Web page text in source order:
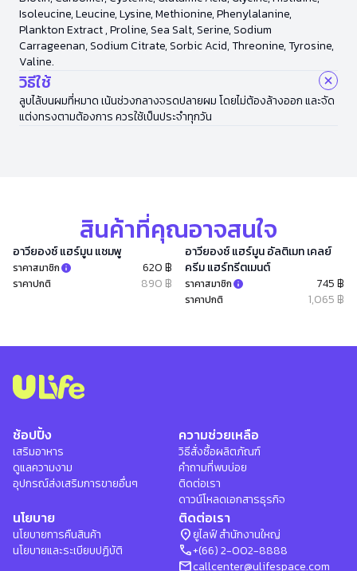
Isoleucine, Leucine, Lysine, Methionine, Phenylalanine,
Plankton Extract , Proline, Sea Salt, Serine, Sodium
Carrageenan, Sodium Citrate, Sorbic Acid, Threonine, Tyrosine,
Valine.
วิธีใช้
ลูบไล้บนผมที่หมาด เน้นช่วงกลางจรดปลายผม โดยไม่ต้องล้างออก และจัด
แต่งทรงตามต้องการ ควรใช้เป็นประจำทุกวัน
สินค้าที่คุณอาจสนใจ
อาวียองซ์ แฮร์มูน แชมพู
ราคาสมาชิก 620 ฿
ราคาปกติ 890 ฿
อาวียองซ์ แฮร์มูน อัลติเมท เคลย์
ครีม แฮร์ทรีตเมนต์
ราคาสมาชิก 745 ฿
ราคาปกติ 1,065 ฿
ช้อปปิ้ง
เสริมอาหาร
ดูแลความงาม
อุปกรณ์ส่งเสริมการขายอื่นๆ
ความช่วยเหลือ
วิธีสั่งซื้อผลิตภัณฑ์
คำถามที่พบบ่อย
ติดต่อเรา
ดาวน์โหลดเอกสารธุรกิจ
นโยบาย
นโยบายการคืนสินค้า
นโยบายและระเบียบปฏิบัติ
ติดต่อเรา
location_onยูไลฟ์ สำนักงานใหญ่
phone+(66) 2-002-8888
mailcallcenter@ulifespace.com